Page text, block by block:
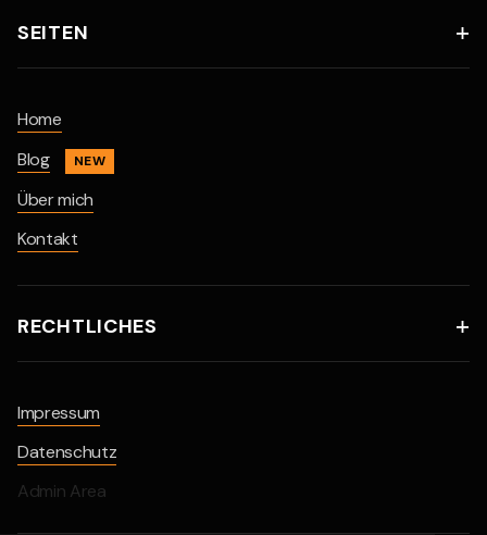
SEITEN 
Home
Blog
NEW
Über mich
Kontakt
RECHTLICHES 
Impressum
Datenschutz
Admin Area